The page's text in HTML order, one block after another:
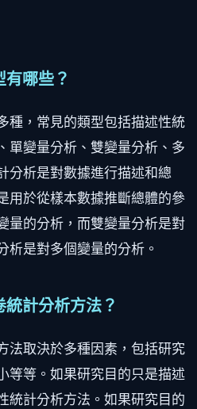
有哪些？
種，常見的類型包括描述性統
單變量分析、雙變量分析、多
分析是對數據進行描述和總
用於從樣本數據推斷總體的參
量的分析，而雙變量分析是對
析是對多個變量的分析。
計分析方法？
法取決於多種因素，包括研究
等等。如果研究目的只是描述
統計分析方法。如果研究目的